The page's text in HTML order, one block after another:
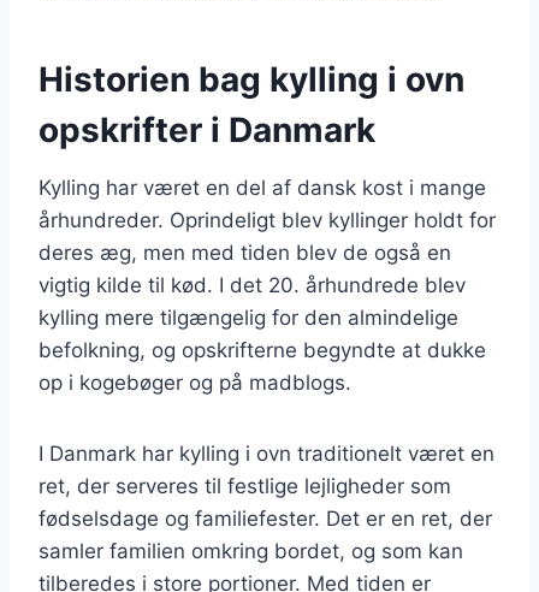
Historien bag kylling i ovn
opskrifter i Danmark
Kylling har været en del af dansk kost i mange
århundreder. Oprindeligt blev kyllinger holdt for
deres æg, men med tiden blev de også en
vigtig kilde til kød. I det 20. århundrede blev
kylling mere tilgængelig for den almindelige
befolkning, og opskrifterne begyndte at dukke
op i kogebøger og på madblogs.
I Danmark har kylling i ovn traditionelt været en
ret, der serveres til festlige lejligheder som
fødselsdage og familiefester. Det er en ret, der
samler familien omkring bordet, og som kan
tilberedes i store portioner. Med tiden er